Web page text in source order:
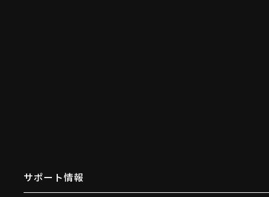
サポート情報